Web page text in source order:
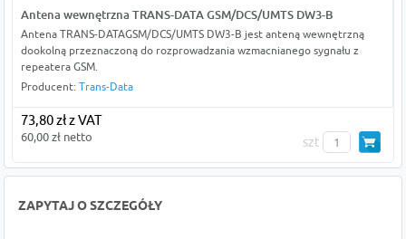
Antena wewnętrzna TRANS-DATA GSM/DCS/UMTS DW3-B
Antena TRANS-DATAGSM/DCS/UMTS DW3-B jest anteną wewnętrzną
dookolną przeznaczoną do rozprowadzania wzmacnianego sygnału z
repeatera GSM.
Producent: Trans-Data
73,80 zł z VAT
60,00 zł netto szt
ZAPYTAJ O SZCZEGÓŁY